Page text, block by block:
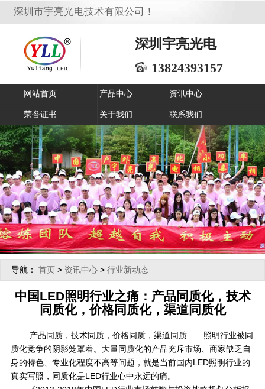
深圳市宇亮光电技术有限公司！
深圳宇亮光电
13824393157
网站首页 产品中心 资讯中心
荣誉证书 关于我们 联系我们
导航： 首页> 资讯中心> 行业新动态
中国LED照明行业之痛：产品同质化，技术
同质化，价格同质化，渠道同质化
产品同质，技术同质，价格同质，渠道同质……照明行业被同
质化竞争的阴影笼罩着。大量同质化的产品充斥市场、商家缺乏自
身的特色、专业化程度不高等问题，就是当前国内LED照明行业的
真实写照，同质化是LED行业心中永远的痛。